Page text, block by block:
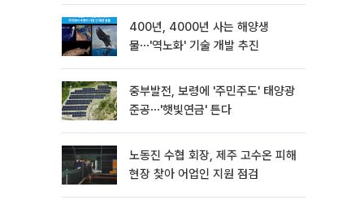
400년, 4000년 사는 해양생
물⋯'역노화' 기술 개발 추진
중부발전, 보령에 '주민주도' 태양광
준공⋯'햇빛연금' 튼다
노동진 수협 회장, 제주 고수온 피해
현장 찾아 어업인 지원 점검